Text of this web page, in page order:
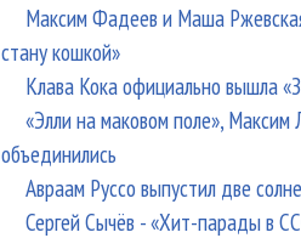
Максим Фадеев и Маша
стану кошкой»
Клава Кока официально вышла
«Элли на маковом поле»,
объединились
Авраам Руссо выпустил две
Сергей Сычёв - «Хит-парады в